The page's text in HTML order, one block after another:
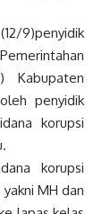
9)penyidik
Kabupaten
penyidik
korupsi
korupsi
MH dan